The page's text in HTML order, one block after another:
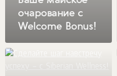
очарование с
Welcome Bonus!